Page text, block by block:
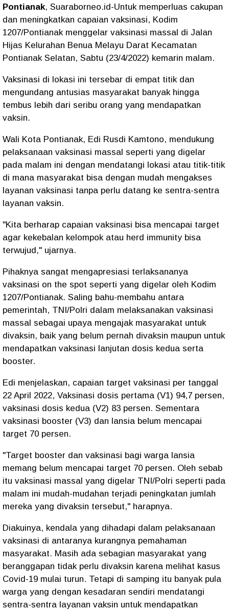
Pontianak, Suaraborneo.id-Untuk memperluas cakupan
dan meningkatkan capaian vaksinasi, Kodim
1207/Pontianak menggelar vaksinasi massal di Jalan
Hijas Kelurahan Benua Melayu Darat Kecamatan
Pontianak Selatan, Sabtu (23/4/2022) kemarin malam.
Vaksinasi di lokasi ini tersebar di empat titik dan
mengundang antusias masyarakat banyak hingga
tembus lebih dari seribu orang yang mendapatkan
vaksin.
Wali Kota Pontianak, Edi Rusdi Kamtono, mendukung
pelaksanaan vaksinasi massal seperti yang digelar
pada malam ini dengan mendatangi lokasi atau titik-titik
di mana masyarakat bisa dengan mudah mengakses
layanan vaksinasi tanpa perlu datang ke sentra-sentra
layanan vaksin.
"Kita berharap capaian vaksinasi bisa mencapai target
agar kekebalan kelompok atau herd immunity bisa
terwujud," ujarnya.
Pihaknya sangat mengapresiasi terlaksananya
vaksinasi on the spot seperti yang digelar oleh Kodim
1207/Pontianak. Saling bahu-membahu antara
pemerintah, TNI/Polri dalam melaksanakan vaksinasi
massal sebagai upaya mengajak masyarakat untuk
divaksin, baik yang belum pernah divaksin maupun untuk
mendapatkan vaksinasi lanjutan dosis kedua serta
booster.
Edi menjelaskan, capaian target vaksinasi per tanggal
22 April 2022, Vaksinasi dosis pertama (V1) 94,7 persen,
vaksinasi dosis kedua (V2) 83 persen. Sementara
vaksinasi booster (V3) dan lansia belum mencapai
target 70 persen.
"Target booster dan vaksinasi bagi warga lansia
memang belum mencapai target 70 persen. Oleh sebab
itu vaksinasi massal yang digelar TNI/Polri seperti pada
malam ini mudah-mudahan terjadi peningkatan jumlah
mereka yang divaksin tersebut," harapnya.
Diakuinya, kendala yang dihadapi dalam pelaksanaan
vaksinasi di antaranya kurangnya pemahaman
masyarakat. Masih ada sebagian masyarakat yang
beranggapan tidak perlu divaksin karena melihat kasus
Covid-19 mulai turun. Tetapi di samping itu banyak pula
warga yang dengan kesadaran sendiri mendatangi
sentra-sentra layanan vaksin untuk mendapatkan